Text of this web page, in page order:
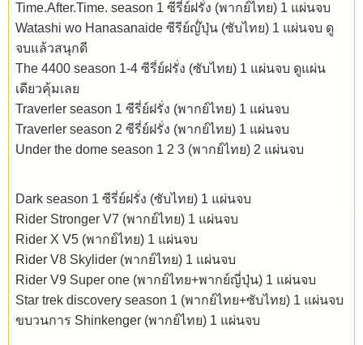
Time.After.Time. season 1 ซีรี่ย์ฝรั่ง (พากย์ไทย) 1 แผ่นจบ
Watashi wo Hanasanaide ซีรีย์ญ๊่ปุ่น (ซับไทย) 1 แผ่นจบ ดู
จบแล้วสนุกดี
The 4400 season 1-4 ซีรี่ย์ฝรั่ง (ซับไทย) 1 แผ่นจบ ดูแผ่น
เดียวคุ้มเลย
Traverler season 1 ซีรี่ย์ฝรั่ง (พากย์ไทย) 1 แผ่นจบ
Traverler season 2 ซีรี่ย์ฝรั่ง (พากย์ไทย) 1 แผ่นจบ
Under the dome season 1 2 3 (พากย์ไทย) 2 แผ่นจบ
Dark season 1 ซีรี่ย์ฝรั่ง (ซับไทย) 1 แผ่นจบ
Rider Stronger V7 (พากย์ไทย) 1 แผ่นจบ
Rider X V5 (พากย์ไทย) 1 แผ่นจบ
Rider V8 Skylider (พากย์ไทย) 1 แผ่นจบ
Rider V9 Super one (พากย์ไทย+พากย์ญี่ปุ่น) 1 แผ่นจบ
Star trek discovery season 1 (พากย์ไทย+ซับไทย) 1 แผ่นจบ
ขบวนการ Shinkenger (พากย์ไทย) 1 แผ่นจบ